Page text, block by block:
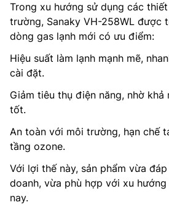
Trong xu hướng sử dụng các
trường, Sanaky VH-258WL được
dòng gas lạnh mới có ưu điểm:
Hiệu suất làm lạnh mạnh mẽ,
cài đặt.
Giảm tiêu thụ điện năng, nhờ khả
tốt.
An toàn với môi trường, hạn chế
tầng ozone.
Với lợi thế này, sản phẩm vừa
doanh, vừa phù hợp với xu
nay.